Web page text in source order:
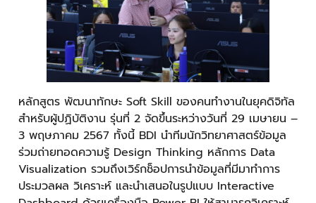
หลักสูตร พัฒนาทักษะ Soft Skill ของคนทำงานในยุคดิจิทัล
สำหรับผู้ปฏิบัติงาน รุ่นที่ 2 จัดขึ้นระหว่างวันที่ 29 เมษายน –
3 พฤษภาคม 2567 ทั้งนี้ BDI นำทีมนักวิทยาศาสตร์ข้อมูล
ร่วมถ่ายทอดความรู้ Design Thinking หลักการ Data
Visualization รวมถึงเวิร์กช็อปการนำข้อมูลที่มีมาทำการ
ประมวลผล วิเคราะห์ และนำเสนอในรูปแบบ Interactive